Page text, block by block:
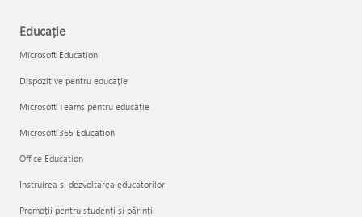
Educație
Microsoft Education
Dispozitive pentru educație
Microsoft Teams pentru educație
Microsoft 365 Education
Office Education
Instruirea și dezvoltarea educatorilor
Promoții pentru studenți și părinți